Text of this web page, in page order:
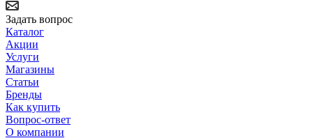
Задать вопрос
Каталог
Акции
Услуги
Магазины
Статьи
Бренды
Как купить
Вопрос-ответ
О компании